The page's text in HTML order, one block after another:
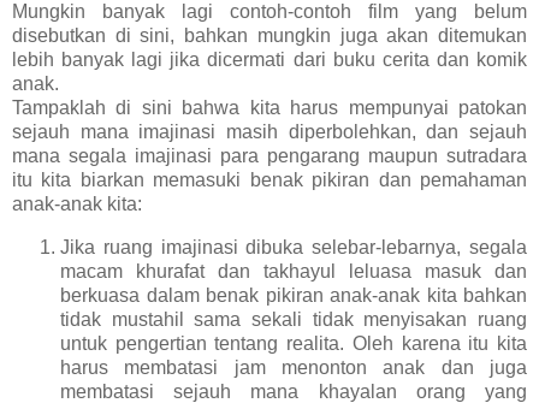
Mungkin banyak lagi contoh-contoh film yang belum
disebutkan di sini, bahkan mungkin juga akan ditemukan
lebih banyak lagi jika dicermati dari buku cerita dan komik
anak.
Tampaklah di sini bahwa kita harus mempunyai patokan
sejauh mana imajinasi masih diperbolehkan, dan sejauh
mana segala imajinasi para pengarang maupun sutradara
itu kita biarkan memasuki benak pikiran dan pemahaman
anak-anak kita:
Jika ruang imajinasi dibuka selebar-lebarnya, segala
macam khurafat dan takhayul leluasa masuk dan
berkuasa dalam benak pikiran anak-anak kita bahkan
tidak mustahil sama sekali tidak menyisakan ruang
untuk pengertian tentang realita. Oleh karena itu kita
harus membatasi jam menonton anak dan juga
membatasi sejauh mana khayalan orang yang